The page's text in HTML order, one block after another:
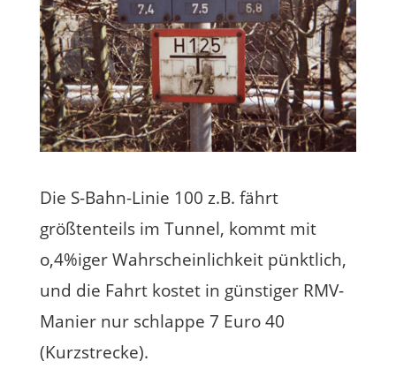
Die S-Bahn-Linie 100 z.B. fährt
größtenteils im Tunnel, kommt mit
o,4%iger Wahrscheinlichkeit pünktlich,
und die Fahrt kostet in günstiger RMV-
Manier nur schlappe 7 Euro 40
(Kurzstrecke).